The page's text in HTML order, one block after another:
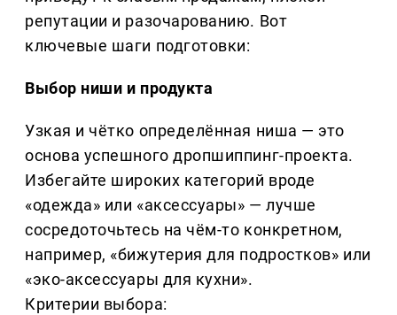
репутации и разочарованию. Вот
ключевые шаги подготовки:
Выбор ниши и продукта
Узкая и чётко определённая ниша — это
основа успешного дропшиппинг-проекта.
Избегайте широких категорий вроде
«одежда» или «аксессуары» — лучше
сосредоточьтесь на чём-то конкретном,
например, «бижутерия для подростков» или
«эко-аксессуары для кухни».
Критерии выбора: